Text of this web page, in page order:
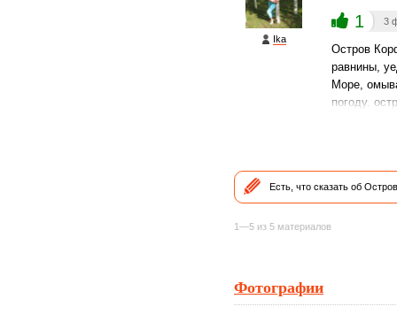
Ika
1 3
Остров
равнины,
Море,
погоду.
Есть, что сказать об
1—5 из 5 материалов
Фотографии